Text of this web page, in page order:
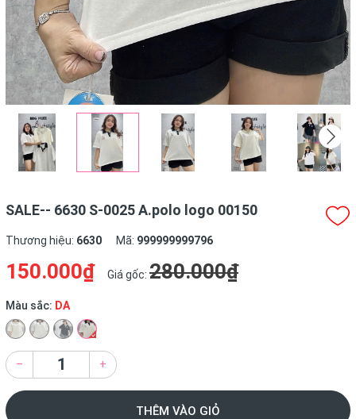
SALE-- 6630 S-0025 A.polo logo 00150
Thương hiệu: 6630 Mã: 999999999796
150.000₫ Giá gốc: 280.000₫
Màu sắc: DA
– +
THÊM VÀO GIỎ